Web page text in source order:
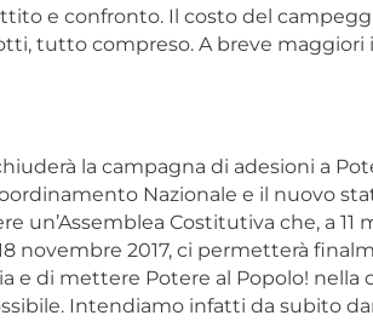
e confronto. Il costo del
tutto compreso. A breve maggiori
la campagna di adesioni a
Nazionale e il nuovo
un’Assemblea Costitutiva che, a 11
novembre 2017, ci permetterà
e di mettere Potere al Popolo! nella
Intendiamo infatti da subito